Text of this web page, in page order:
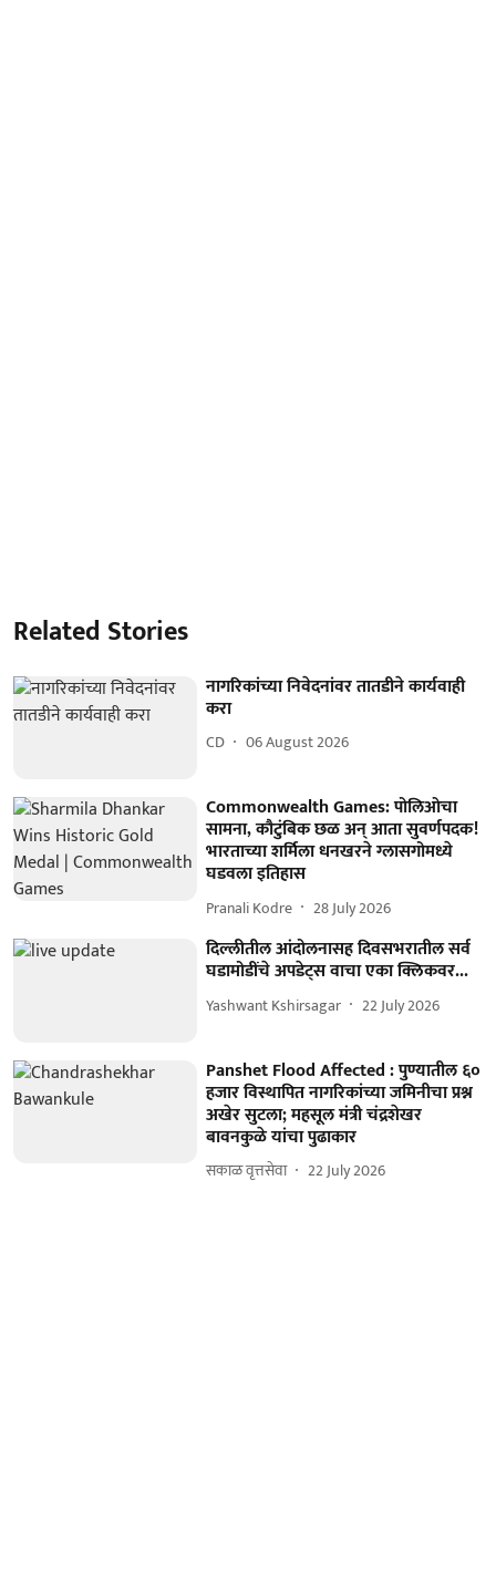
Related Stories
नागरिकांच्या निवेदनांवर तातडीने कार्यवाही
करा
CD 06 August 2026
Commonwealth Games: पोलिओचा
सामना, कौटुंबिक छळ अन् आता सुवर्णपदक!
भारताच्या शर्मिला धनखरने ग्लासगोमध्ये
घडवला इतिहास
Pranali Kodre 28 July 2026
दिल्लीतील आंदोलनासह दिवसभरातील सर्व
घडामोडींचे अपडेट्स वाचा एका क्लिकवर...
Yashwant Kshirsagar 22 July 2026
Panshet Flood Affected : पुण्यातील ६०
हजार विस्थापित नागरिकांच्या जमिनीचा प्रश्न
अखेर सुटला; महसूल मंत्री चंद्रशेखर
बावनकुळे यांचा पुढाकार
सकाळ वृत्तसेवा 22 July 2026